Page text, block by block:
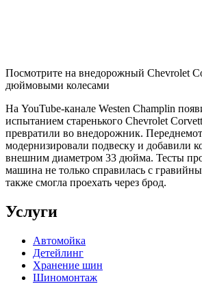
Посмотрите на внедорожный Chevrolet
дюймовыми колесами
На YouTube-канале Westen Champlin
испытанием старенького Chevrolet
превратили во внедорожник.
модернизировали подвеску и добавили
внешним диаметром 33 дюйма. Тесты
машина не только справилась с
также смогла проехать через брод.
Услуги
Автомойка
Детейлинг
Хранение шин
Шиномонтаж